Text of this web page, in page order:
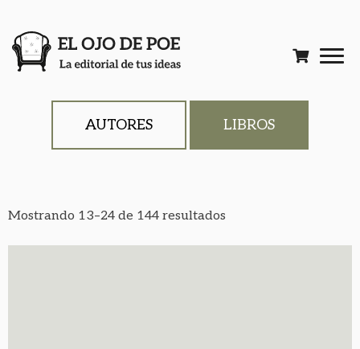
AUTORES LIBROS
Mostrando 13–24 de 144 resultados